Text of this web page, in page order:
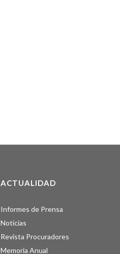
ACTUALIDAD
Informes de Prensa
Noticias
Revista Procuradores
Memoria Anual